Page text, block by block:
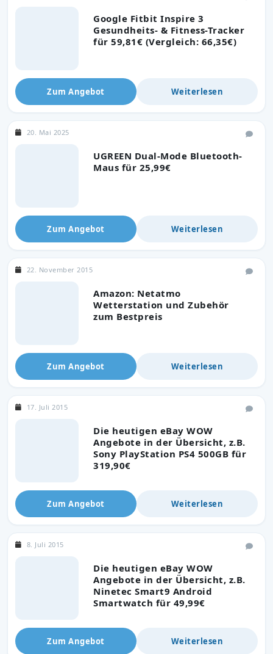
Google Fitbit Inspire 3
Gesundheits- & Fitness-Tracker
für 59,81€ (Vergleich: 66,35€)
Zum Angebot Weiterlesen
UGREEN Dual-Mode Bluetooth-
Maus für 25,99€
20. Mai 2025
Zum Angebot Weiterlesen
Amazon: Netatmo
Wetterstation und Zubehör
zum Bestpreis
22. November 2015
Zum Angebot Weiterlesen
Die heutigen eBay WOW
Angebote in der Übersicht, z.B.
Sony PlayStation PS4 500GB für
319,90€
17. Juli 2015
Zum Angebot Weiterlesen
Die heutigen eBay WOW
Angebote in der Übersicht, z.B.
Ninetec Smart9 Android
Smartwatch für 49,99€
8. Juli 2015
Zum Angebot Weiterlesen